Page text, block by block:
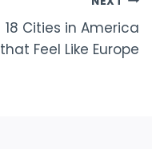
18 Cities in America
that Feel Like Europe